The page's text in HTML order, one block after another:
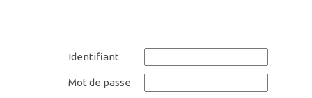
Identifiant
Mot de passe